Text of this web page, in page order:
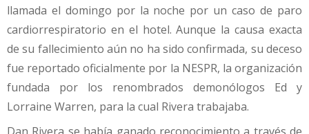
llamada el domingo por la noche por un caso de paro
cardiorrespiratorio en el hotel. Aunque la causa exacta
de su fallecimiento aún no ha sido confirmada, su deceso
fue reportado oficialmente por la NESPR, la organización
fundada por los renombrados demonólogos Ed y
Lorraine Warren, para la cual Rivera trabajaba.